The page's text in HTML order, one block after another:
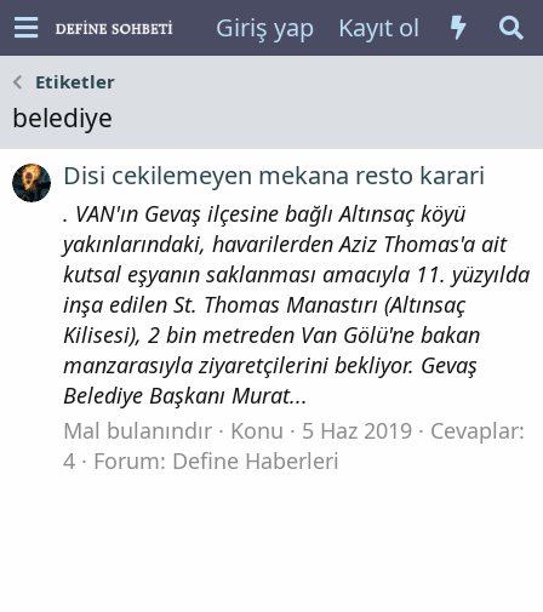
Giriş yap Kayıt ol
Etiketler
belediye
Disi cekilemeyen mekana resto karari
. VAN'ın Gevaş ilçesine bağlı Altınsaç köyü
yakınlarındaki, havarilerden Aziz Thomas'a ait
kutsal eşyanın saklanması amacıyla 11. yüzyılda
inşa edilen St. Thomas Manastırı (Altınsaç
Kilisesi), 2 bin metreden Van Gölü'ne bakan
manzarasıyla ziyaretçilerini bekliyor. Gevaş
Belediye Başkanı Murat...
Mal bulanındır
Konu 5 Haz 2019
Cevaplar:
4
Forum: Define Haberleri